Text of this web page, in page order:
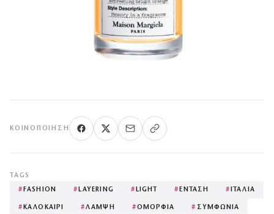
ΚΟΙΝΟΠΟΊΗΣΗ
TAGS
# FASHION # LAYERING # LIGHT # ΕΝΤΑΣΗ # ΙΤΑΛΙΑ
# ΚΑΛΟΚΑΙΡΙ #ΛΑΜΨΗ #ΟΜΟΡΦΙΑ # ΣΥΜΦΩΝΙΑ